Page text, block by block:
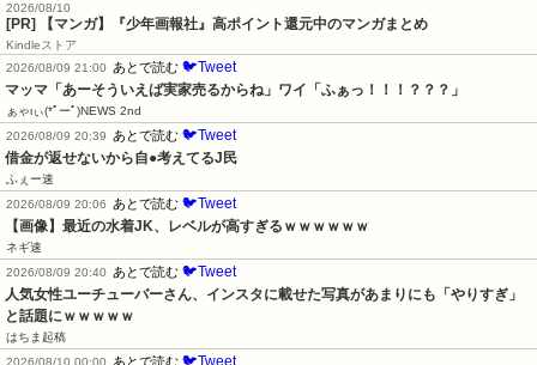
2026/08/10
[PR] 【マンガ】『少年画報社』高ポイント還元中のマンガまとめ
Kindleストア
2026/08/09 21:00
あとで読む 🐦Tweet
マッマ「あーそういえば実家売るからね」ワイ「ふぁっ！！！？？？」
ぁゃιぃ(*ﾟーﾟ)NEWS 2nd
2026/08/09 20:39
あとで読む 🐦Tweet
借金が返せないから自●考えてるJ民
ふぇー速
2026/08/09 20:06
あとで読む 🐦Tweet
【画像】最近の水着JK、レベルが高すぎるｗｗｗｗｗｗ
ネギ速
2026/08/09 20:40
あとで読む 🐦Tweet
人気女性ユーチューバーさん、インスタに載せた写真があまりにも「やりすぎ」
と話題にｗｗｗｗｗ
はちま起稿
あとで読む